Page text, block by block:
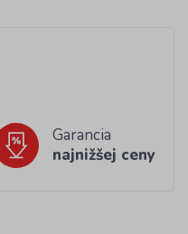
Garancia
najnižšej ceny